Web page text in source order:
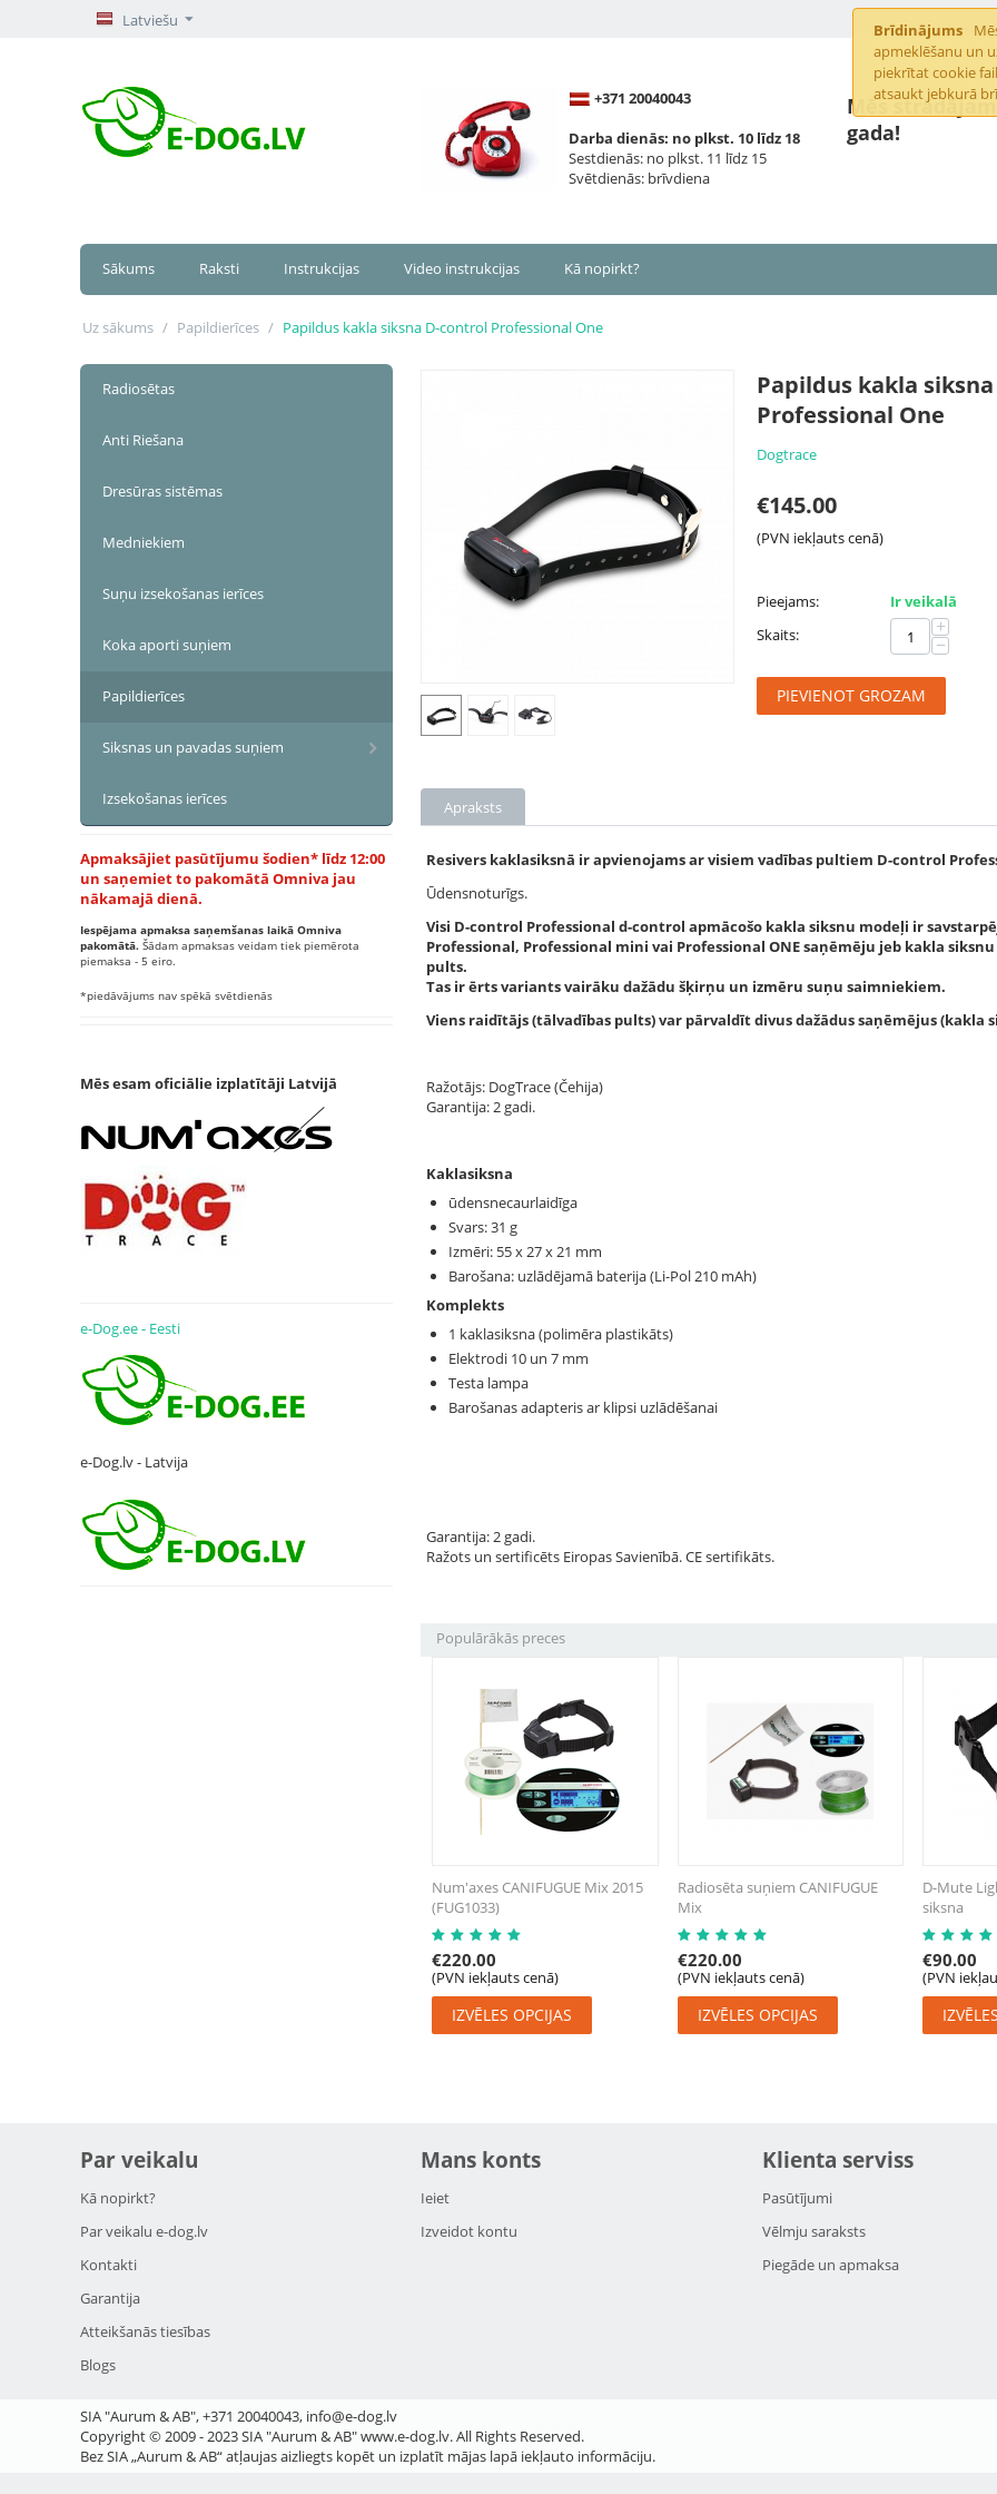
Brīdinājums
apmeklēšanu un
piekrītat cookie
atsaukt jebkurā
Latviešu
+371 20040043
Darba dienās: no plkst. 10 līdz 18
Sestdienās: no plkst. 11 līdz 15
Svētdienās: brīvdiena
Mēs
gada!
Sākums Raksti Instrukcijas Video instrukcijas Kā nopirkt?
Uz sākums / Papildierīces / Papildus kakla siksna D-control Professional One
Radiosētas
Anti Riešana
Dresūras sistēmas
Medniekiem
Suņu izsekošanas ierīces
Koka aporti suņiem
Papildierīces
Siksnas un pavadas suņiem
Izsekošanas ierīces
Apmaksājiet pasūtījumu šodien* līdz 12:00
un saņemiet to pakomātā Omniva jau
nākamajā dienā.
Iespējama apmaksa saņemšanas laikā Omniva
pakomātā. Šādam apmaksas veidam tiek piemērota
piemaksa - 5 eiro.
*piedāvājums nav spēkā svētdienās
Mēs esam oficiālie izplatītāji Latvijā
e-Dog.ee - Eesti
e-Dog.lv - Latvija
Papildus kakla
Professional One
Dogtrace
€145.00
(PVN iekļauts cenā)
Pieejams:
Ir veikalā
Skaits:
+
−
PIEVIENOT GROZAM
Apraksts
Resivers kaklasiksnā ir apvienojams ar visiem vadības pultiem D-control
Ūdensnoturīgs.
Visi D-control Professional d-control apmācošo kakla siksnu modeļi ir
Professional, Professional mini vai Professional ONE saņēmēju jeb kakla
pults.
Tas ir ērts variants vairāku dažādu šķirņu un izmēru suņu saimniekiem.
Viens raidītājs (tālvadības pults) var pārvaldīt divus dažādus saņēmējus (kakla
Ražotājs: DogTrace (Čehija)
Garantija: 2 gadi.
Kaklasiksna
ūdensnecaurlaidīga
Svars: 31 g
Izmēri: 55 x 27 x 21 mm
Barošana: uzlādējamā baterija (Li-Pol 210 mAh)
Komplekts
1 kaklasiksna (polimēra plastikāts)
Elektrodi 10 un 7 mm
Testa lampa
Barošanas adapteris ar klipsi uzlādēšanai
Garantija: 2 gadi.
Ražots un sertificēts Eiropas Savienībā. CE sertifikāts.
Populārākās preces
Num'axes CANIFUGUE Mix 2015
(FUG1033)
€220.00
(PVN iekļauts cenā)
IZVĒLES OPCIJAS
Radiosēta suņiem CANIFUGUE
Mix
€220.00
(PVN iekļauts cenā)
IZVĒLES OPCIJAS
D-Mute
siksna
€90.00
(PVN
Par veikalu
Kā nopirkt?
Par veikalu e-dog.lv
Kontakti
Garantija
Atteikšanās tiesības
Blogs
Mans konts
Ieiet
Izveidot kontu
Klienta serviss
Pasūtījumi
Vēlmju saraksts
Piegāde un apmaksa
SIA "Aurum & AB", +371 20040043, info@e-dog.lv
Copyright © 2009 - 2023 SIA "Aurum & AB" www.e-dog.lv. All Rights Reserved.
Bez SIA „Aurum & AB“ atļaujas aizliegts kopēt un izplatīt mājas lapā iekļauto informāciju.